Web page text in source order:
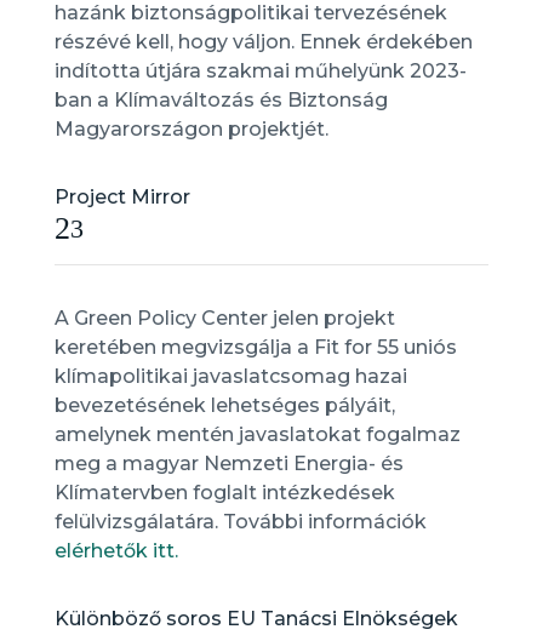
hazánk biztonságpolitikai tervezésének
részévé kell, hogy váljon. Ennek érdekében
indította útjára szakmai műhelyünk 2023-
ban a Klímaváltozás és Biztonság
Magyarországon projektjét.
Project Mirror
23
A Green Policy Center jelen projekt
keretében megvizsgálja a Fit for 55 uniós
klímapolitikai javaslatcsomag hazai
bevezetésének lehetséges pályáit,
amelynek mentén javaslatokat fogalmaz
meg a magyar Nemzeti Energia- és
Klímatervben foglalt intézkedések
felülvizsgálatára. További információk
elérhetők itt.
Különböző soros EU Tanácsi Elnökségek